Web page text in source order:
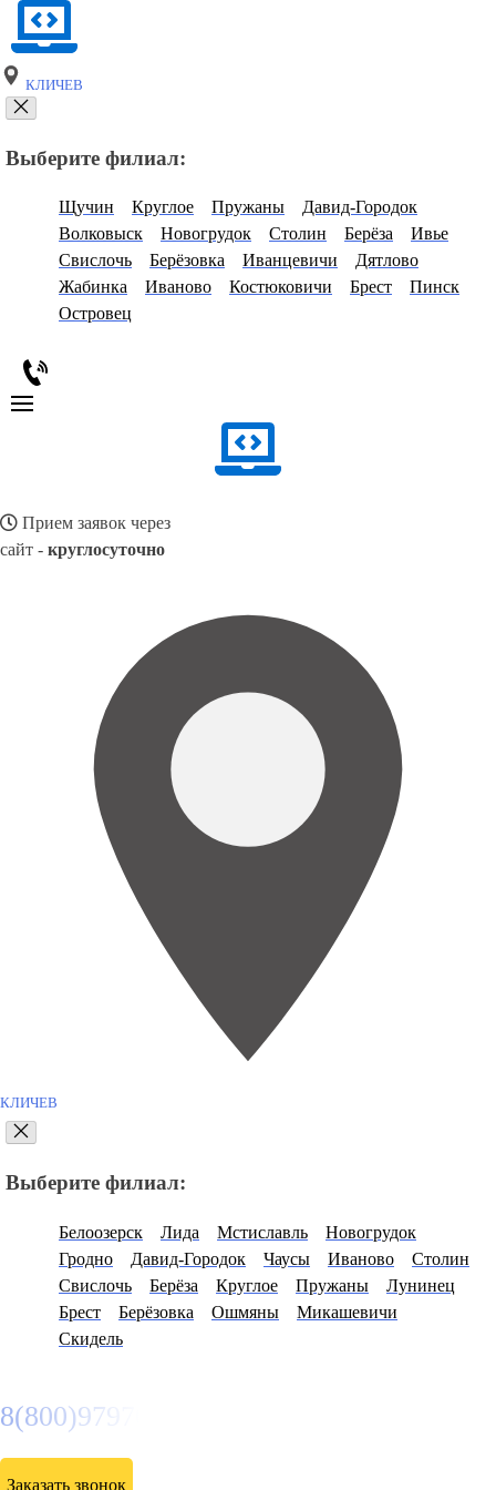
КЛИЧЕВ
Выберите филиал:
Щучин Круглое Пружаны
Давид-Городок
Волковыск
Новогрудок Столин Берёза
Ивье
Свислочь
Берёзовка Иванцевичи
Дятлово
Жабинка
Иваново Костюковичи Брест
Пинск
Островец
Прием заявок через
сайт - круглосуточно
КЛИЧЕВ
Выберите филиал:
Белоозерск Лида Мстиславль
Новогрудок
Гродно
Давид-Городок Чаусы Иваново
Столин
Свислочь
Берёза Круглое Пружаны
Лунинец
Брест
Берёзовка Ошмяны
Микашевичи
Скидель
8(800)9797043
Заказать звонок